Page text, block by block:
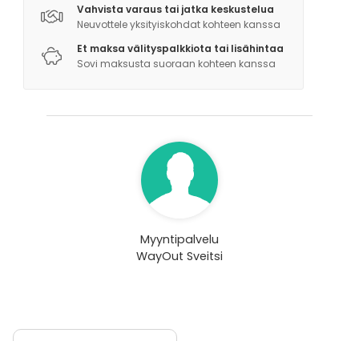
Vahvista varaus tai jatka keskustelua
Neuvottele yksityiskohdat kohteen kanssa
Et maksa välityspalkkiota tai lisähintaa
Sovi maksusta suoraan kohteen kanssa
Myyntipalvelu
WayOut Sveitsi